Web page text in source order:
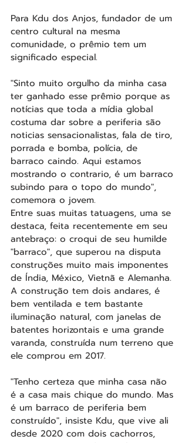
Para Kdu dos Anjos, fundador de um
centro cultural na mesma
comunidade, o prêmio tem um
significado especial.
"Sinto muito orgulho da minha casa
ter ganhado esse prêmio porque as
notícias que toda a mídia global
costuma dar sobre a periferia são
noticias sensacionalistas, fala de tiro,
porrada e bomba, polícia, de
barraco caindo. Aqui estamos
mostrando o contrario, é um barraco
subindo para o topo do mundo",
comemora o jovem.
Entre suas muitas tatuagens, uma se
destaca, feita recentemente em seu
antebraço: o croqui de seu humilde
"barraco", que superou na disputa
construções muito mais imponentes
de Índia, México, Vietnã e Alemanha.
A construção tem dois andares, é
bem ventilada e tem bastante
iluminação natural, com janelas de
batentes horizontais e uma grande
varanda, construída num terreno que
ele comprou em 2017.
"Tenho certeza que minha casa não
é a casa mais chique do mundo. Mas
é um barraco de periferia bem
construído", insiste Kdu, que vive ali
desde 2020 com dois cachorros,